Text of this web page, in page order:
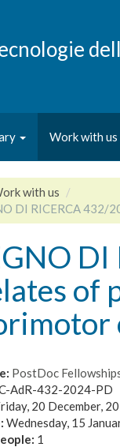
Work with us
with us
DI RICERCA
of
PostDoc
AdR-432-2024-PD
20 December,
Wednesday, 15
1